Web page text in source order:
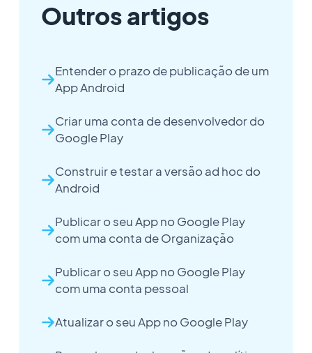
Outros artigos
Entender o prazo de publicação de um
App Android
Criar uma conta de desenvolvedor do
Google Play
Construir e testar a versão ad hoc do
Android
Publicar o seu App no Google Play
com uma conta de Organização
Publicar o seu App no Google Play
com uma conta pessoal
Atualizar o seu App no Google Play